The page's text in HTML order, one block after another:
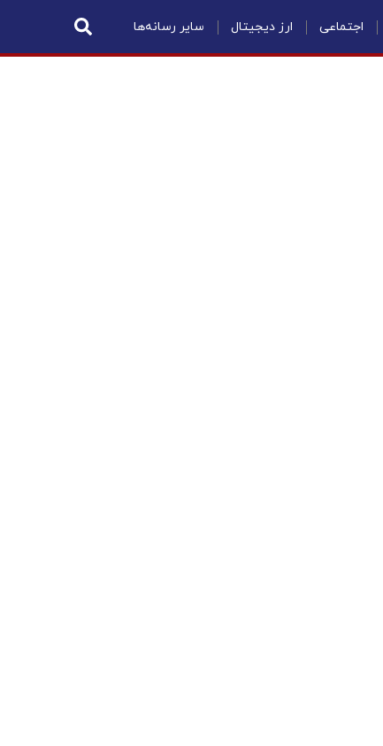
اجتماعی ارز دیجیتال سایر رسانه‌ها